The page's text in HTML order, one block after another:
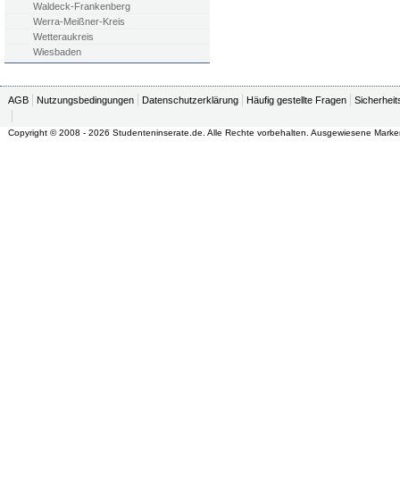
Waldeck-Frankenberg
Werra-Meißner-Kreis
Wetteraukreis
Wiesbaden
AGB Nutzungsbedingungen Datenschutzerklärung Häufig gestellte Fragen
Copyright © 2008 - 2026 Studenteninserate.de. Alle Rechte vorbehalten. Ausgewiesene